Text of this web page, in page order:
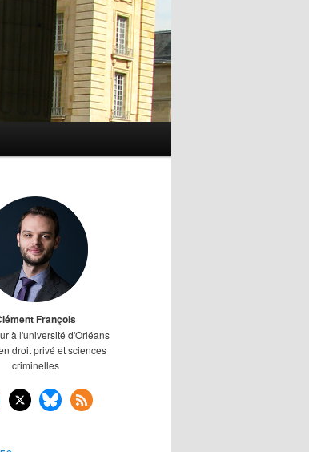
François
à l'université d'Orléans
droit privé et sciences
criminelles